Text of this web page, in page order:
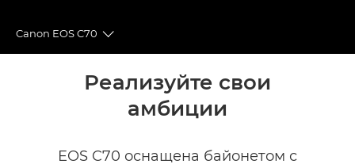
Canon EOS C70
Toggle breadcrumbs
Общая информация
Технические характеристики
Галерея
Реализуйте свои
амбиции
EOS C70 оснащена байонетом с